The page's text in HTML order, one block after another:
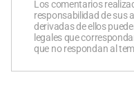
Los comentarios
responsabilidad de sus
derivadas de ellos
legales que
que no respondan al